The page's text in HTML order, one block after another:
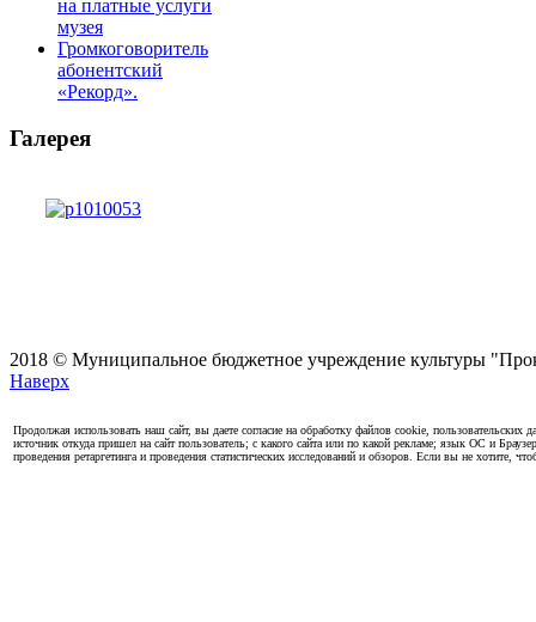
на платные услуги
музея
Громкоговоритель
абонентский
«Рекорд».
Галерея
2018 © Муниципальное бюджетное учреждение культуры
Наверх
Продолжая использовать наш сайт, вы даете согласие на обработку файлов cookie,
источник откуда пришел на сайт пользователь; с какого сайта или по какой рекламе; язык ОС и
проведения ретаргетинга и проведения статистических исследований и обзоров. Если вы не хотите,